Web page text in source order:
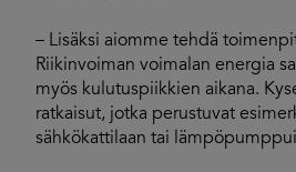
– Lisäksi aiomme tehdä
Riikinvoiman voimalan energia
myös kulutuspiikkien aikana.
ratkaisut, jotka perustuvat
sähkökattilaan tai